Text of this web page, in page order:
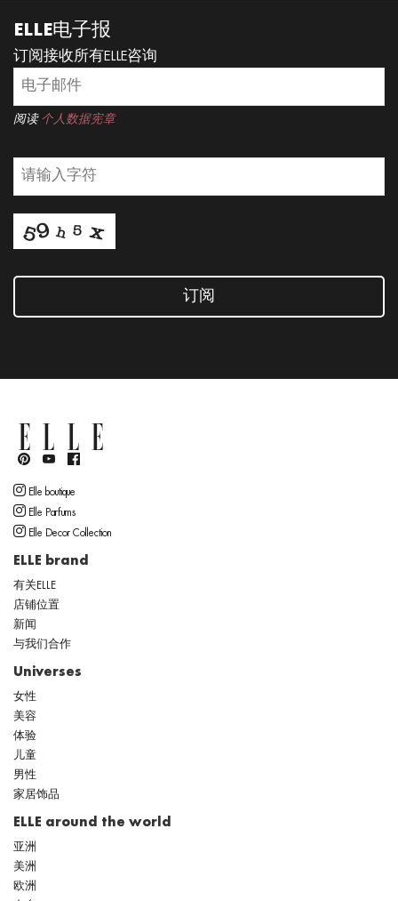
ELLE电子报
订阅接收所有ELLE咨询
阅读 个人数据宪章
订阅
Elle boutique
Elle Parfums
Elle Decor Collection
ELLE brand
有关ELLE
店铺位置
新闻
与我们合作
Universes
女性
美容
体验
儿童
男性
家居饰品
ELLE around the world
亚洲
美洲
欧洲